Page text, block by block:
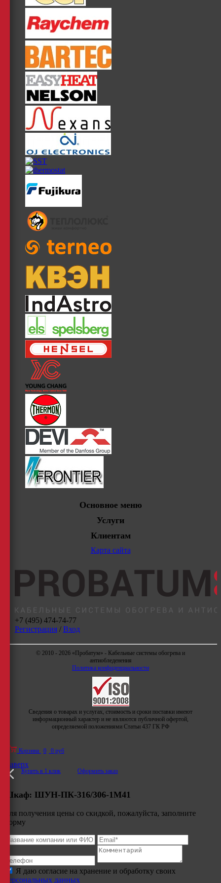
Основное меню
Услуги
Клиентам
Карта сайта
+7 (495) 474-74-77
Регистрация/ Вход
© 2010 - 2026 «Пробатум» - Кабельные системы обогрева и
антиобледенения
Политика конфиденциальности
Сведения о товарах и услугах, стоимость и сроки поставки имеют
информационный характер и не являются публичной офертой,
определяемой положениями Статьи 437 ГК РФ
Корзина 0 0 руб
Купить в 1 клик Оформить заказ
Наверх
Шкаф: ШУН-ПК-316/306-1М41
Для получения цены со скидкой, пожалуйста, заполните
форму
Я даю согласие на хранение и обработку своих
персональных данных